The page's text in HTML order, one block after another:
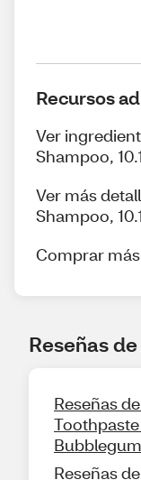
Recursos
Ver
Shampoo,
Ver más
Shampoo,
Comprar
Reseñas
Reseñas
Reseñas